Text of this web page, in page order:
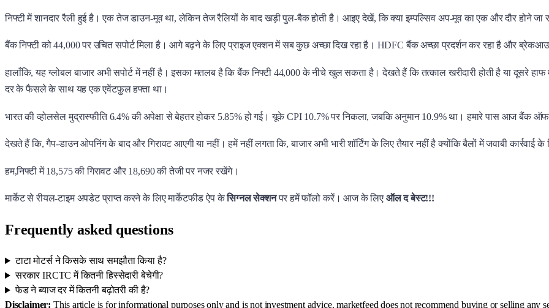
निफ्टी में शानदार रैली हुई है। एक तेज डाउन-मूव था, लेकिन तेज रैलियों के बाद खड़ी पुल-बैक होती है। आइए देखें, कि क्या इम्पल्सिव अप-मूव का एक और दौर होने जा
बैंक निफ्टी को 44,000 पर उचित सपोर्ट मिला है। आगे बढ़ने के लिए प्राइज एक्शन में सब कुछ अच्छा दिख रहा है। HDFC बैंक अच्छा प्रदर्शन कर रहा है और
हालाँकि, यह ग्लोबल बाजार अभी सपोर्ट में नहीं है। इसका मतलब है कि बैंक निफ्टी 44,000 के नीचे खुल सकता है। देखते हैं कि तत्काल खरीदारी होती है या दूसरे हाफ
दर के फैसले के साथ यह एक एवेंटफ़ुल हफ्ता था।
भारत की व्होलसेल मुद्रास्फीति 6.4% की अपेक्षा से बेहतर होकर 5.85% हो गई। यूके CPI 10.7% पर निकला, जबकि अनुमान 10.9% था। हमारे पास आज बैंक ऑफ
देखते हैं कि, गैप-डाउन ओपनिंग के बाद और गिरावट आएगी या नहीं। हमें नहीं लगता कि, बाजार अभी भारी शॉर्टिंग के लिए तैयार नहीं है क्योंकि बैलों में जवाबी कार्रवाई
हम,निफ्टी में 18,575 की गिरावट और 18,690 की तेजी पर नजर रखेंगे।
मार्केट से रीयल-टाइम अपडेट प्राप्त करने के लिए मार्केटफीड ऐप केसिग्नल सेक्शनपर हमें फॉलो करें। आज के लिए ऑल द बेस्ट!!!
Frequently asked questions
टाटा मोटर्स ने किसके साथ समझौता किया है?
सरकार IRCTC में कितनी हिस्सेदारी बेचेगी?
फेड ने ब्याज दर में कितनी बढ़ोतरी की है?
Disclaimer: This article is for informational purposes only and is not investment advice. marketfeed does not recommend buying or selling any